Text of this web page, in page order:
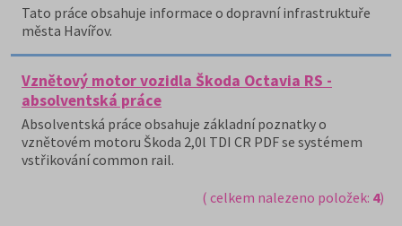
Tato práce obsahuje informace o dopravní infrastruktuře
města Havířov.
Vznětový motor vozidla Škoda Octavia RS -
absolventská práce
Absolventská práce obsahuje základní poznatky o
vznětovém motoru Škoda 2,0l TDI CR PDF se systémem
vstřikování common rail.
( celkem nalezeno položek: 4)